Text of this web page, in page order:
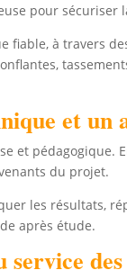
pour sécuriser
fiable, à travers
et un
et pédagogique.
du projet.
les résultats,
après étude.